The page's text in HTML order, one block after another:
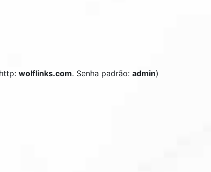
wolflinks.com. Senha padrão: admin)